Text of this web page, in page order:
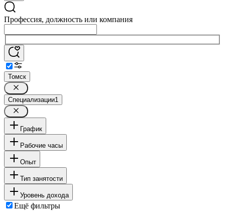
Профессия, должность или компания
Томск
Специализации1
График
Рабочие часы
Опыт
Тип занятости
Уровень дохода
Ещё фильтры